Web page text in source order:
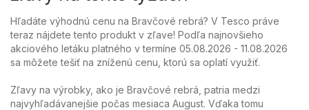
Hľadáte výhodnú cenu na Bravčové rebrá? V Tesco práve
teraz nájdete tento produkt v zľave! Podľa najnovšieho
akciového letáku platného v termíne 05.08.2026 - 11.08.2026
sa môžete tešiť na zníženú cenu, ktorú sa oplatí využiť.
Zľavy na výrobky, ako je Bravčové rebrá, patria medzi
najvyhľadávanejšie počas mesiaca August. Vďaka tomu